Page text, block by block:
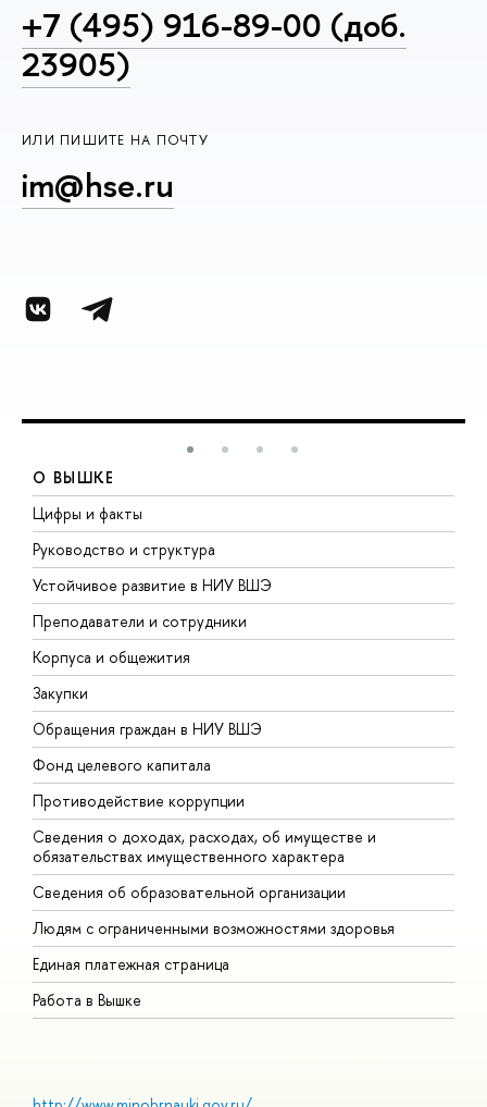
+7 (495) 916-89-00 (доб.
23905)
ИЛИ ПИШИТЕ НА ПОЧТУ
im@hse.ru
О ВЫШКЕ
Цифры и факты
Руководство и структура
Устойчивое развитие в НИУ ВШЭ
Преподаватели и сотрудники
Корпуса и общежития
Закупки
Обращения граждан в НИУ ВШЭ
Фонд целевого капитала
Противодействие коррупции
Сведения о доходах, расходах, об имуществе и
обязательствах имущественного характера
Сведения об образовательной организации
Людям с ограниченными возможностями здоровья
Единая платежная страница
Работа в Вышке